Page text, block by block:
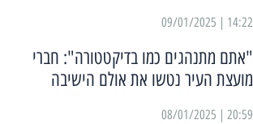
14:22 | 09/01/2025
"אתם מתנהגים כמו בדיקטטורה": חברי
מועצת העיר נטשו את אולם הישיבה
20:59 | 08/01/2025